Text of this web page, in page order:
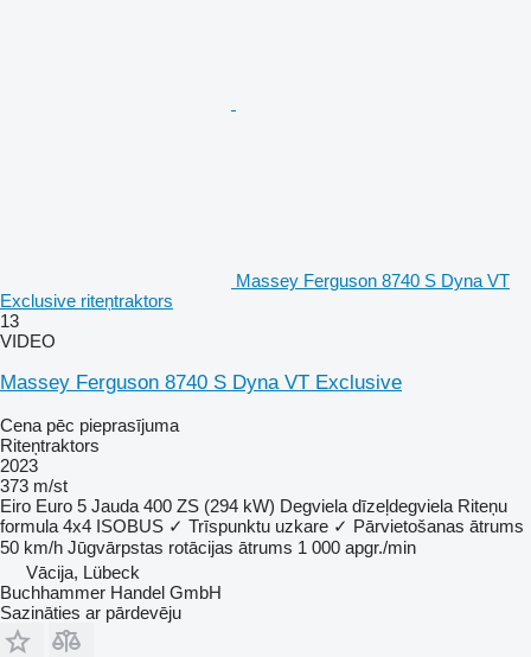
Massey Ferguson 8740 S Dyna VT
Exclusive riteņtraktors
13
VIDEO
Massey Ferguson 8740 S Dyna VT Exclusive
Cena pēc pieprasījuma
Riteņtraktors
2023
373 m/st
Eiro Euro 5 Jauda 400 ZS (294 kW) Degviela dīzeļdegviela Riteņu
formula 4x4 ISOBUS ✓ Trīspunktu uzkare ✓ Pārvietošanas ātrums
50 km/h Jūgvārpstas rotācijas ātrums 1 000 apgr./min
Vācija, Lübeck
Buchhammer Handel GmbH
Sazināties ar pārdevēju